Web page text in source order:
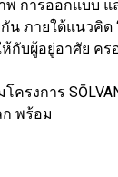
การออกแบบ
กัน ภายใต้แนวคิ
ห้กับผู้อยู่อาศัย ค
ครงการ
ก พร้อม